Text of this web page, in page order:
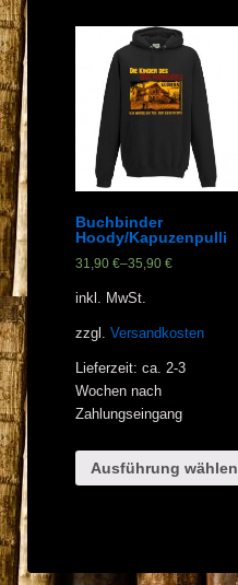
Buchbinder
Hoody/Kapuzenpulli
31,90 €–35,90 €
inkl. MwSt.
zzgl. Versandkosten
Lieferzeit: ca. 2-3
Wochen nach
Zahlungseingang
Ausführung wählen